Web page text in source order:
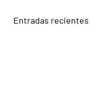
Entradas recientes